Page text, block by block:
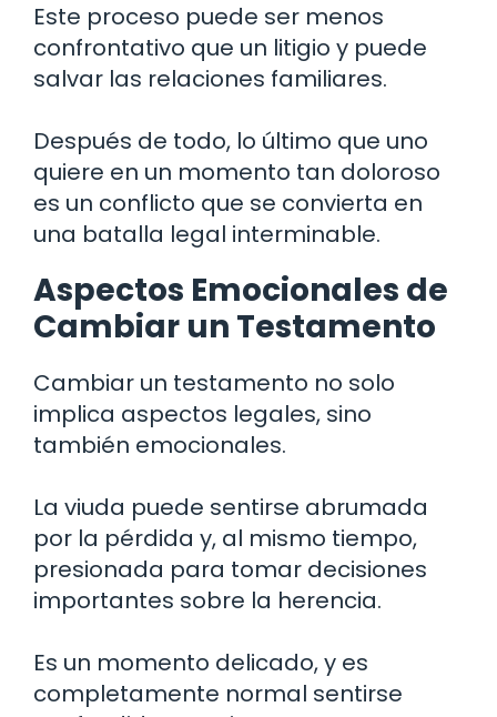
Este proceso puede ser menos
confrontativo que un litigio y puede
salvar las relaciones familiares.
Después de todo, lo último que uno
quiere en un momento tan doloroso
es un conflicto que se convierta en
una batalla legal interminable.
Aspectos Emocionales de
Cambiar un Testamento
Cambiar un testamento no solo
implica aspectos legales, sino
también emocionales.
La viuda puede sentirse abrumada
por la pérdida y, al mismo tiempo,
presionada para tomar decisiones
importantes sobre la herencia.
Es un momento delicado, y es
completamente normal sentirse